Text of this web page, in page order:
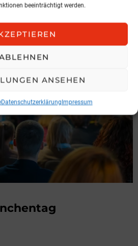
beeinträchtigt werden.
ANSEHEN
DatenschutzerklärungImpressum